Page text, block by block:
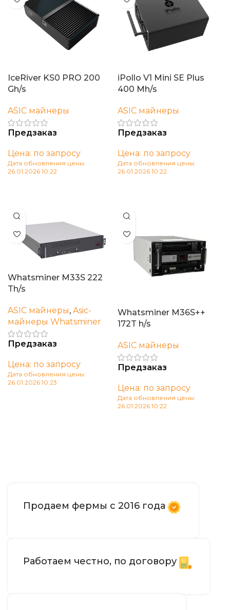
IceRiver KS0 PRO 200
Gh/s
ASIC майнеры
Предзаказ
Цена: по запросу
Дата обновления цены:
26.01.2026 10:22
iPollo V1 Mini SE Plus
400 Mh/s
ASIC майнеры
Предзаказ
Цена: по запросу
Дата обновления цены:
26.01.2026 10:22
Whatsminer M33S 222
Th/s
ASIC майнеры, Asic-
майнеры Whatsminer
Предзаказ
Цена: по запросу
Дата обновления цены:
26.01.2026 10:23
Whatsminer M36S++
172T h/s
ASIC майнеры
Предзаказ
Цена: по запросу
Дата обновления цены:
26.01.2026 10:22
Продаем фермы с 2016 года
Работаем честно, по договору